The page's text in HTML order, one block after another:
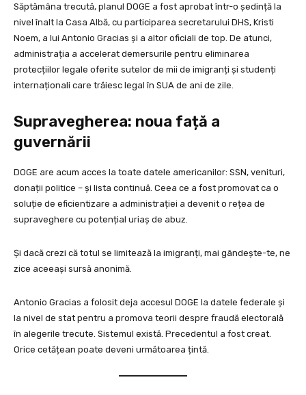
Săptămâna trecută, planul DOGE a fost aprobat într-o ședință la
nivel înalt la Casa Albă, cu participarea secretarului DHS, Kristi
Noem, a lui Antonio Gracias și a altor oficiali de top. De atunci,
administrația a accelerat demersurile pentru eliminarea
protecțiilor legale oferite sutelor de mii de imigranți și studenți
internaționali care trăiesc legal în SUA de ani de zile.
Supravegherea: noua față a
guvernării
DOGE are acum acces la toate datele americanilor: SSN, venituri,
donații politice – și lista continuă. Ceea ce a fost promovat ca o
soluție de eficientizare a administrației a devenit o rețea de
supraveghere cu potențial uriaș de abuz.
Și dacă crezi că totul se limitează la imigranți, mai gândește-te, ne
zice aceeași sursă anonimă.
Antonio Gracias a folosit deja accesul DOGE la datele federale și
la nivel de stat pentru a promova teorii despre fraudă electorală
în alegerile trecute. Sistemul există. Precedentul a fost creat.
Orice cetățean poate deveni următoarea țintă.